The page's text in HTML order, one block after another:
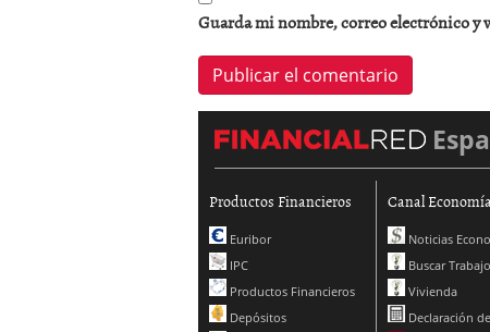
Guarda mi nombre, correo electrónico y
Productos Financieros
Euribor
IPC
Productos Financieros
Depósitos
Canal
Noticias
Buscar Trabajo
Vivienda
Declaración